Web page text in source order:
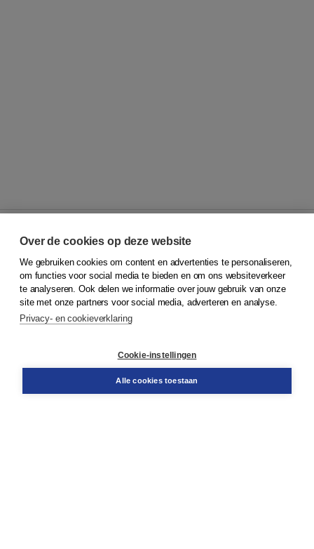
© 2026Koninklijke Boom uitgevers
Klantenservice
Service & informatie
Contact
Over de cookies op deze website
We gebruiken cookies om content en advertenties te personaliseren,
om functies voor social media te bieden en om ons websiteverkeer
te analyseren. Ook delen we informatie over jouw gebruik van onze
site met onze partners voor social media, adverteren en analyse.
Privacy- en cookieverklaring
Cookie-instellingen
Alle cookies toestaan